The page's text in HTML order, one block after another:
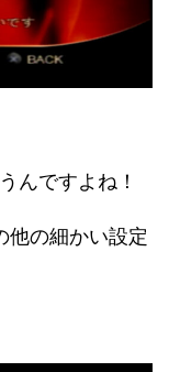
んですよね！
他の細かい設定